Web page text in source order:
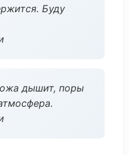
Буду
дышит, поры